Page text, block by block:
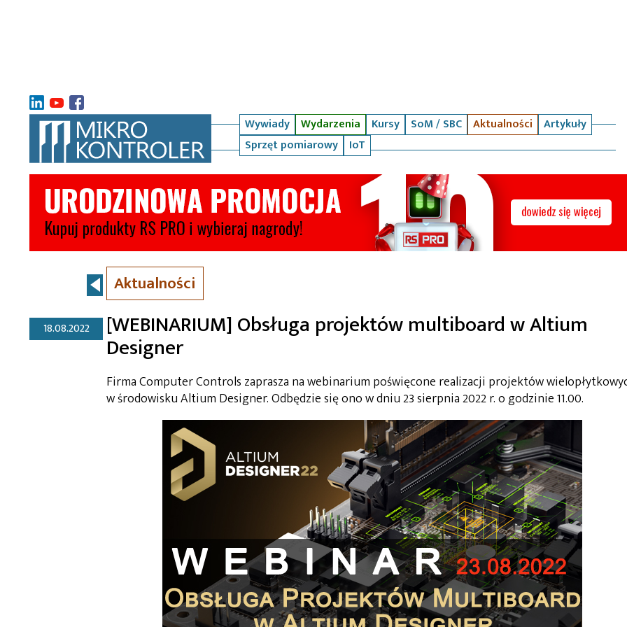
Wywiady Wydarzenia Kursy SoM / SBC Aktualności
Artykuły
Sprzęt pomiarowy
IoT
Aktualności
18.08.2022 [WEBINARIUM] Obsługa projektów multiboard w Altium
Designer
Firma Computer Controls zaprasza na webinarium poświęcone realizacji projektów
w środowisku Altium Designer. Odbędzie się ono w dniu 23 sierpnia 2022 r. o godzinie 11.00.